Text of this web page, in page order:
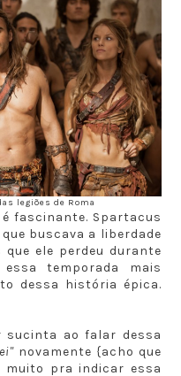
legiões de Roma
fascinante. Spartacus
buscava a liberdade
ele perdeu durante
temporada mais
dessa história épica.
sucinta ao falar dessa
novamente {acho que
muito pra indicar essa